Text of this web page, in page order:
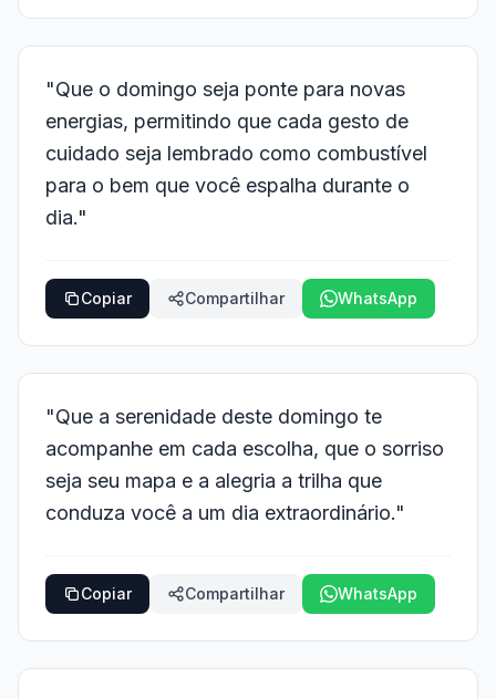
"Que o domingo seja ponte para novas
energias, permitindo que cada gesto de
cuidado seja lembrado como combustível
para o bem que você espalha durante o
dia."
Copiar Compartilhar WhatsApp
"Que a serenidade deste domingo te
acompanhe em cada escolha, que o sorriso
seja seu mapa e a alegria a trilha que
conduza você a um dia extraordinário."
Copiar Compartilhar WhatsApp